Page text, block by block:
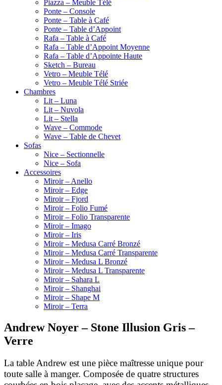
Piazza – Meuble Télé
Ponte – Console
Ponte – Table à Café
Ponte – Table d’Appoint
Rafa – Table à Café
Rafa – Table d’Appoint Moyenne
Rafa – Table d’Appointe Haute
Sketch – Bureau
Vetro – Meuble Télé
Vetro – Meuble Télé Striée
Chambres
Lit – Luna
Lit – Nuvola
Lit – Stella
Wave – Commode
Wave – Table de Chevet
Sofas
Nice – Sectionnelle
Nice – Sofa
Accessoires
Miroir – Anello
Miroir – Edge
Miroir – Fjord
Miroir – Folio Fumé
Miroir – Folio Transparente
Miroir – Imago
Miroir – Iris
Miroir – Medusa Carré Bronzé
Miroir – Medusa Carré Transparente
Miroir – Medusa L Bronzé
Miroir – Medusa L Transparente
Miroir – Sahara L
Miroir – Shanghai
Miroir – Shape M
Miroir – Terra
Andrew Noyer – Stone Illusion Gris –
Verre
La table Andrew est une pièce maîtresse unique pour
toute salle à manger. Composée de quatre structures